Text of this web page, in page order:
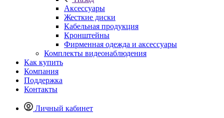
Аксессуары
Жесткие диски
Кабельная продукция
Кронштейны
Фирменная одежда и аксессуары
Комплекты видеонаблюдения
Как купить
Компания
Поддержка
Контакты
Личный кабинет